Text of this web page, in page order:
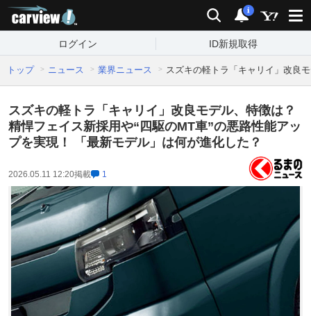
検索 通知
i
ログイン ID新規取得
トップ ニュース 業界ニュース スズキの軽トラ「キャリイ」改良
スズキの軽トラ「キャリイ」改良モデル、特徴は？
精悍フェイス新採用や“四駆のMT車”の悪路性能アッ
プを実現！ 「最新モデル」は何が進化した？
2026.05.11 12:20掲載 1